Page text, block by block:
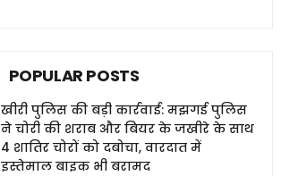
POPULAR POSTS
खीरी पुलिस की बड़ी कार्रवाई: मझगई पुलिस
ने चोरी की शराब और बियर के जखीरे के साथ
4 शातिर चोरों को दबोचा, वारदात में
इस्तेमाल बाइक भी बरामद